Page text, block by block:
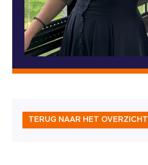
TERUG NAAR HET OVERZICHT